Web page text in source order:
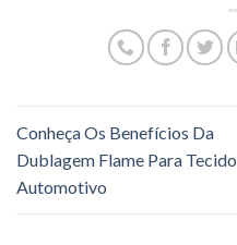
Conheça Os Benefícios Da
Dublagem Flame Para Tecido
Automotivo